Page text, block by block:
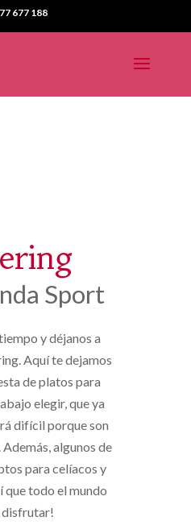
677 188
Sport
y déjanos a
Aquí te dejamos
de platos para
elegir, que ya
difícil porque son
algunos de
para celíacos y
que todo el mundo